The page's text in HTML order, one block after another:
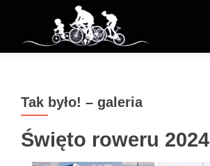
Tak było! – galeria
Święto roweru 2024